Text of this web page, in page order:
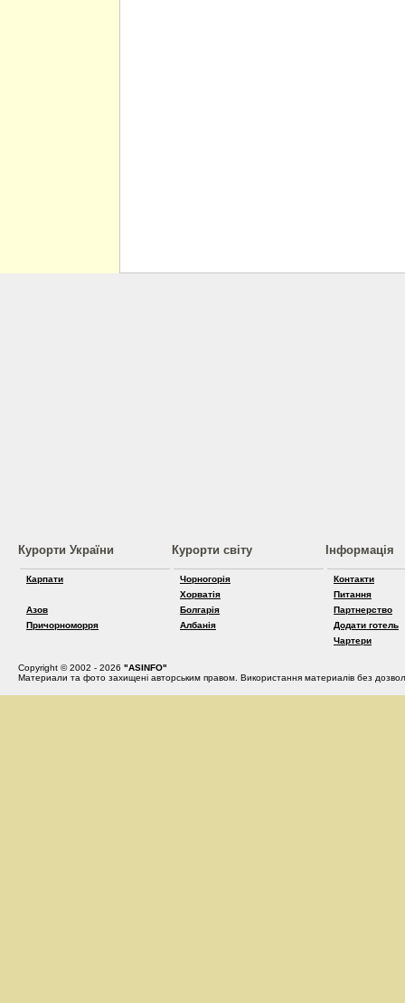
Курорти України
Карпати
Азов
Причорноморря
Курорти світу
Чорногорія
Хорватія
Болгарія
Албанія
Інформація
Контакти
Питання
Партнерство
Додати готель
Чартери
Copyright © 2002 - 2026 "ASINFO"
Материали та фото захищені авторським правом. Використання материалів без